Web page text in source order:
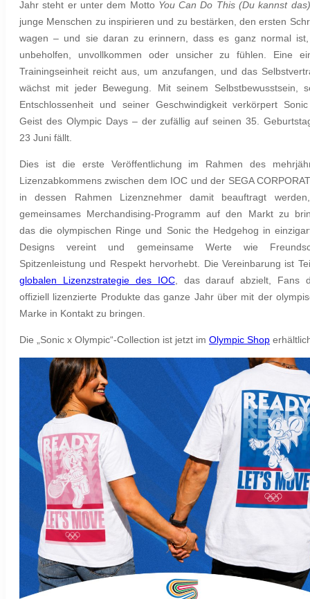
Jahr steht er unter dem Motto You Can Do This (Du kannst das)
junge Menschen zu inspirieren und zu bestärken, den ersten
wagen – und sie daran zu erinnern, dass es ganz normal
unbeholfen, unvollkommen oder unsicher zu fühlen. Eine
Trainingseinheit reicht aus, um anzufangen, und das
wächst mit jeder Bewegung. Mit seinem Selbstbewusstsein,
Entschlossenheit und seiner Geschwindigkeit verkörpert
Geist des Olympic Days – der zufällig auf seinen 35.
23 Juni fällt.
Dies ist die erste Veröffentlichung im Rahmen des
Lizenzabkommens zwischen dem IOC und der SEGA
in dessen Rahmen Lizenznehmer damit beauftragt
gemeinsames Merchandising-Programm auf den Markt zu
das die olympischen Ringe und Sonic the Hedgehog in
Designs vereint und gemeinsame Werte wie
Spitzenleistung und Respekt hervorhebt. Die Vereinbarung ist
globalen Lizenzstrategie des IOC, das darauf abzielt, Fans
offiziell lizenzierte Produkte das ganze Jahr über mit der
Marke in Kontakt zu bringen.
Die „Sonic x Olympic“-Collection ist jetzt im Olympic Shop